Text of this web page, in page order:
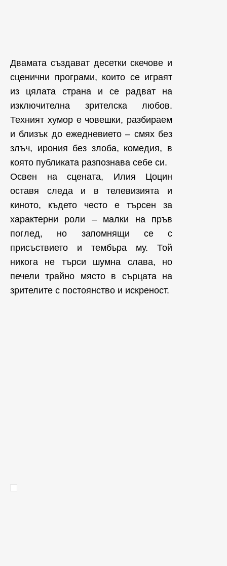
Двамата създават десетки скечове и
сценични програми, които се играят
из цялата страна и се радват на
изключителна зрителска любов.
Техният хумор е човешки, разбираем
и близък до ежедневието – смях без
злъч, ирония без злоба, комедия, в
която публиката разпознава себе си.
Освен на сцената, Илия Цоцин
оставя следа и в телевизията и
киното, където често е търсен за
характерни роли – малки на пръв
поглед, но запомнящи се с
присъствието и тембъра му. Той
никога не търси шумна слава, но
печели трайно място в сърцата на
зрителите с постоянство и искреност.